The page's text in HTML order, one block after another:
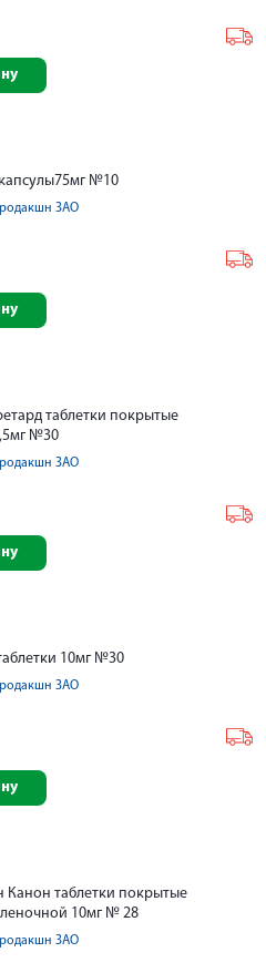
№10
ЗАО
таблетки покрытые
№30
ЗАО
10мг №30
ЗАО
Канон таблетки покрытые
10мг № 28
ЗАО